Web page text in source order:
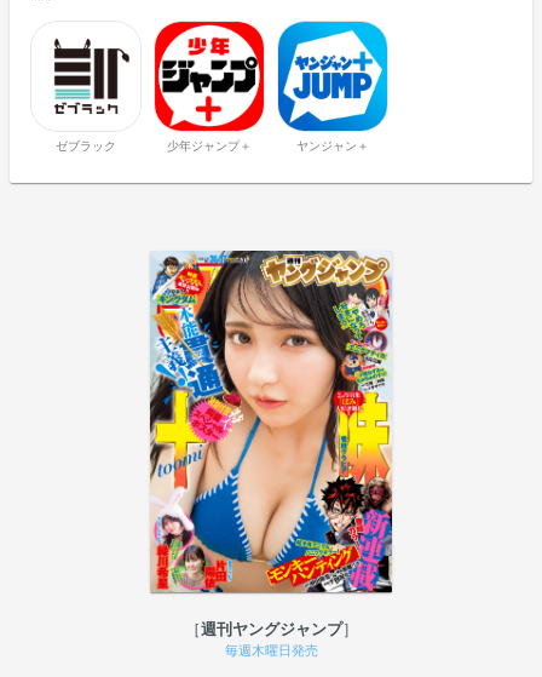
ゼブラック 少年ジャンプ＋ ヤンジャン＋
週刊ヤングジャンプ
毎週木曜日発売